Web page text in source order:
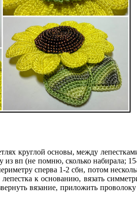
круглой основы, между
из вп (не помню, сколько
сперва 1-2 сбн, потом
к основанию, вязать
вязание, приложить